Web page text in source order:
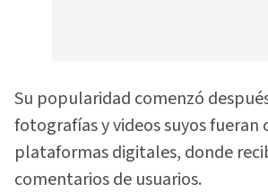
Su popularidad comenzó
fotografías y videos suyos
plataformas digitales, donde
comentarios de usuarios.